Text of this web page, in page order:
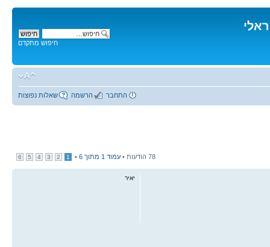
חיפוש מתקדם
שאלות נפוצות הרשמה התחבר
78 הודעות • עמוד 1 מתוך 6
•
1
2
3
4
5
6
יאיר